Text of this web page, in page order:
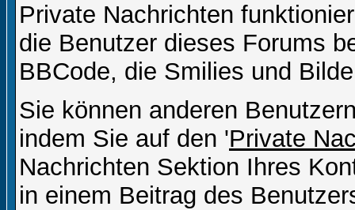
Private Nachrichten
die Benutzer dieses Forums
BBCode, die Smilies und
Sie können anderen
indem Sie auf den 'Private
Nachrichten Sektion Ihres
in einem Beitrag des